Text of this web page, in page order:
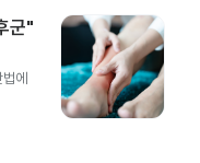
군"
에